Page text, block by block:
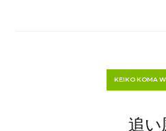
KEIKO KOMA
追い